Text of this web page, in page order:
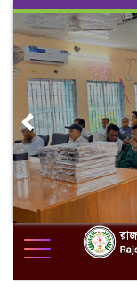
Skip
content
Previous